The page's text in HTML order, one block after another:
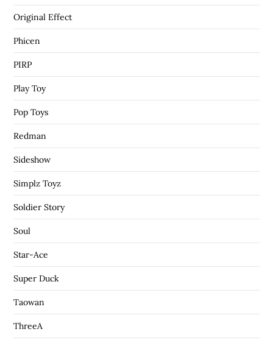
Original Effect
Phicen
PIRP
Play Toy
Pop Toys
Redman
Sideshow
Simplz Toyz
Soldier Story
Soul
Star-Ace
Super Duck
Taowan
ThreeA